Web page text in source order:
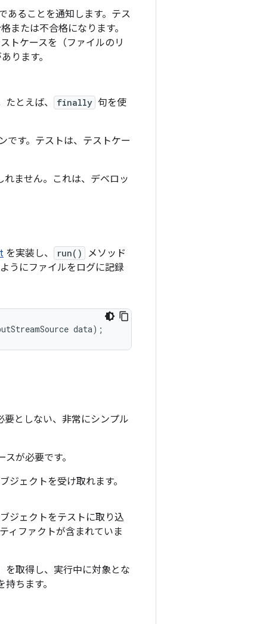
あることを通知します。テス
または不合格になります。
トケースを（ファイルのリ
ります。
とえば、
finally 句を使
です。テストは、テストケー
ません。これは、デベロッ
を実装し、 run()
メソッド
うにファイルをログに記録
data);
要としない、非常にシンプル
が必要です。
ジェクトを受け取れます。
ジェクトをテストに取り込
ィファクトが含まれていま
を取得し、実行中に対象とな
ちます。